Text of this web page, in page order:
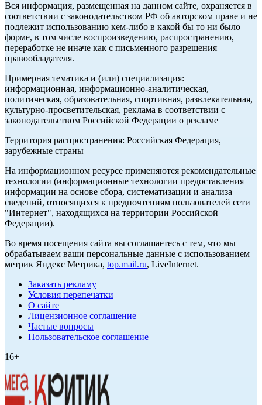
Вся информация, размещенная на данном сайте, охраняется в
соответствии с законодательством РФ об авторском праве и не
подлежит использованию кем-либо в какой бы то ни было
форме, в том числе воспроизведению, распространению,
переработке не иначе как с письменного разрешения
правообладателя.
Примерная тематика и (или) специализация:
информационная, информационно-аналитическая,
политическая, образовательная, спортивная, развлекательная,
культурно-просветительская, реклама в соответствии с
законодательством Российской Федерации о рекламе
Территория распространения: Российская Федерация,
зарубежные страны
На информационном ресурсе применяются рекомендательные
технологии (информационные технологии предоставления
информации на основе сбора, систематизации и анализа
сведений, относящихся к предпочтениям пользователей сети
"Интернет", находящихся на территории Российской
Федерации).
Во время посещения сайта вы соглашаетесь с тем, что мы
обрабатываем ваши персональные данные с использованием
метрик Яндекс Метрика, top.mail.ru, LiveInternet.
Заказать рекламу
Условия перепечатки
О сайте
Лицензионное соглашение
Частые вопросы
Пользовательское соглашение
16+